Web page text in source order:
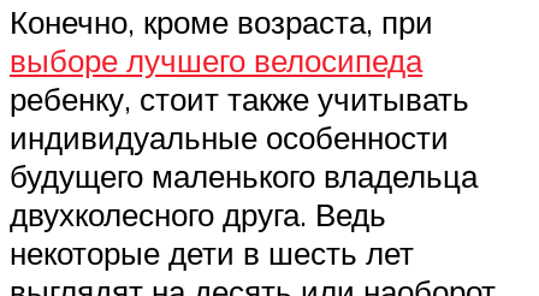
Конечно, кроме возраста, при
выборе лучшего велосипеда
ребенку, стоит также учитывать
индивидуальные особенности
будущего маленького владельца
двухколесного друга. Ведь
некоторые дети в шесть лет